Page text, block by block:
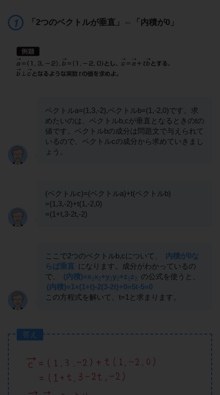
「2つのベクトルが垂直」⇔「内積が0」
ベクトルa=(1,3,-2),ベクトルb=(1,-2,0)です。求
めたいのは、ベクトルb,cが垂直となるときのtの
値です。ベクトルbの成分は問題文で与えられて
いるので、ベクトルcの成分から求めていきまし
ょう。
(ベクトルc)=(ベクトルa)+t(ベクトルb)
=(1,3,-2)+t(1,-2,0)
=(1+t,3-2t,-2)
ここで2つのベクトルb,cについて、
内積が0な
らば垂直 になります。成分がわかっているの
で、
(内積)=x1 x2+y1y2+z 1 z 2
の公式を使うと、
(内積)=1×(1+t)-2(3-2t)+0=5t-5=0
この方程式を解いて、t=1と求まります。
答え